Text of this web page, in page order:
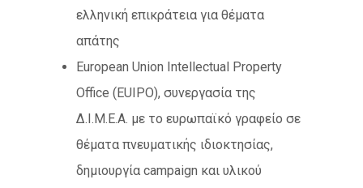
ελληνική επικράτεια για θέματα
απάτης
European Union Intellectual Property
Office (EUIPO), συνεργασία της
Δ.Ι.Μ.Ε.Α. με το ευρωπαϊκό γραφείο σε
θέματα πνευματικής ιδιοκτησίας,
δημιουργία campaign και υλικού